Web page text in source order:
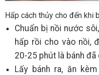
Hấp cách thủy cho đến khi
Chuẩn bị nồi nước
hấp rồi cho vào nồi,
20-25 phút là bánh đã
Lấy bánh ra, ăn